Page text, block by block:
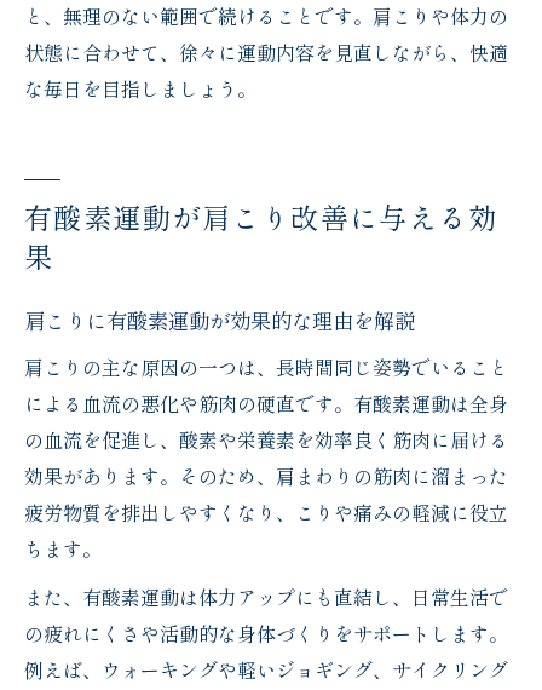
と、無理のない範囲で続けることです。肩こりや体力の
状態に合わせて、徐々に運動内容を見直しながら、快適
な毎日を目指しましょう。
有酸素運動が肩こり改善に与える効
果
肩こりに有酸素運動が効果的な理由を解説
肩こりの主な原因の一つは、長時間同じ姿勢でいること
による血流の悪化や筋肉の硬直です。有酸素運動は全身
の血流を促進し、酸素や栄養素を効率良く筋肉に届ける
効果があります。そのため、肩まわりの筋肉に溜まった
疲労物質を排出しやすくなり、こりや痛みの軽減に役立
ちます。
また、有酸素運動は体力アップにも直結し、日常生活で
の疲れにくさや活動的な身体づくりをサポートします。
例えば、ウォーキングや軽いジョギング、サイクリング